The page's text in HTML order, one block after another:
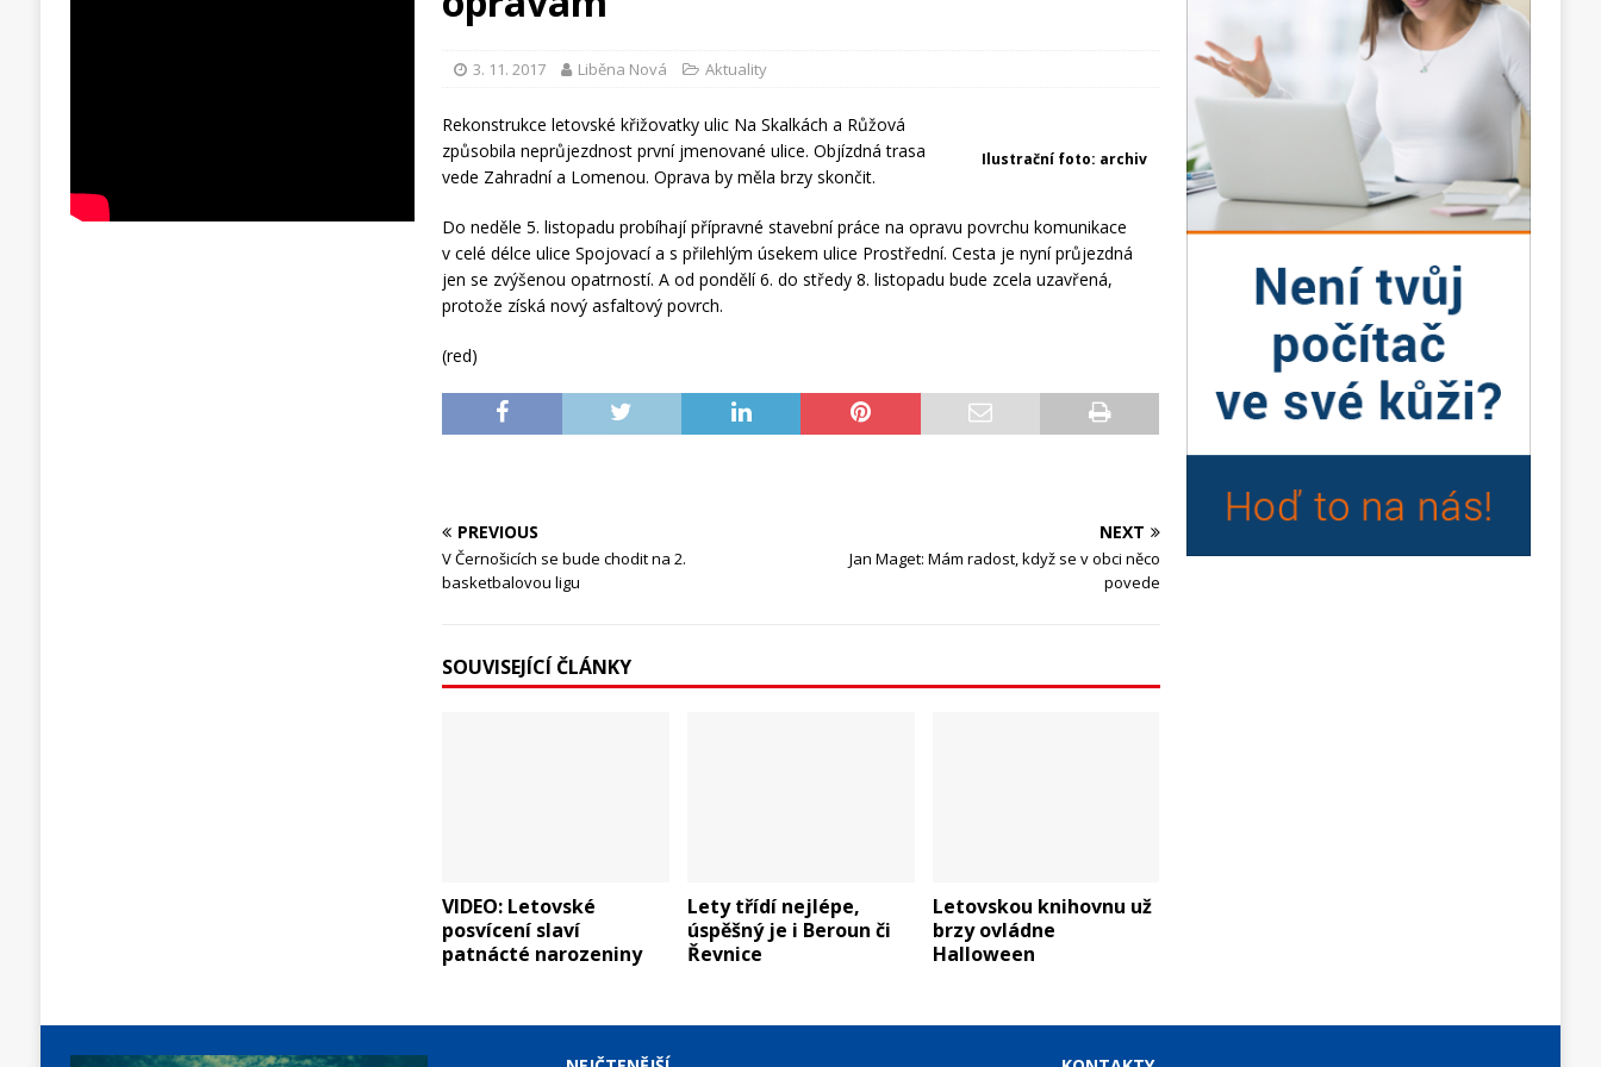
3. 11. 2017 Liběna Nová Aktuality
Ilustrační foto: archiv
Rekonstrukce letovské křižovatky ulic Na Skalkách a Růžová
způsobila neprůjezdnost první jmenované ulice. Objízdná trasa
vede Zahradní a Lomenou. Oprava by měla brzy skončit.
Do neděle 5. listopadu probíhají přípravné stavební práce na opravu povrchu komunikace
v celé délce ulice Spojovací a s přilehlým úsekem ulice Prostřední. Cesta je nyní průjezdná
jen se zvýšenou opatrností. A od pondělí 6. do středy 8. listopadu bude zcela uzavřená,
protože získá nový asfaltový povrch.
(red)
PREVIOUS
V Černošicích se bude chodit na 2.
basketbalovou ligu
NEXT
Jan Maget: Mám radost, když se v obci něco
povede
SOUVISEJÍCÍ ČLÁNKY
VIDEO: Letovské
posvícení slaví
patnácté narozeniny
Lety třídí nejlépe,
úspěšný je i Beroun či
Řevnice
Letovskou knihovnu už
brzy ovládne
Halloween